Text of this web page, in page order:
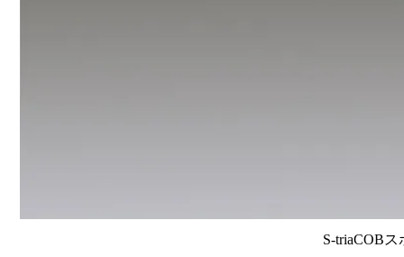
S-triaCOB